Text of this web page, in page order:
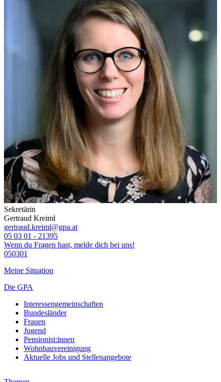
Sekretärin
Gertraud Kreiml
gertraud.kreiml@gpa.at
05 03 01 - 21395
Wenn du Fragen hast, melde dich bei uns!
050301
Meine Situation
Die GPA
Interessengemeinschaften
Bundesländer
Frauen
Jugend
Pensionist:innen
Wohnbauvereinigung
Aktuelle Jobs und Stellenangebote